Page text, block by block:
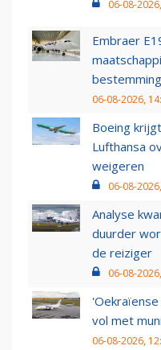
06-08-
Embraer
06-08-2026,
Boeing
Lufthansa
weigeren
06-08-
Analyse
duurder
de reiziger
06-08-
vol met
06-08-2026,